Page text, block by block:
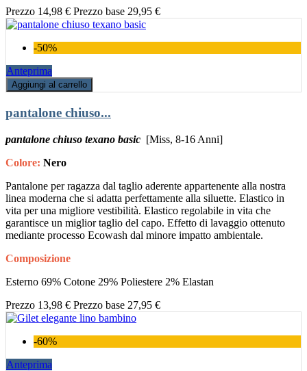
Prezzo 14,98 € Prezzo base 29,95 €
-50%
Anteprima
Aggiungi al carrello
pantalone chiuso...
pantalone chiuso texano basic [Miss, 8-16 Anni]
Colore: Nero
Pantalone per ragazza dal taglio aderente appartenente alla nostra
linea moderna che si adatta perfettamente alla siluette. Elastico in
vita per una migliore vestibilità. Elastico regolabile in vita che
garantisce un miglior taglio del capo. Effetto di lavaggio ottenuto
mediante processo Ecowash dal minore impatto ambientale.
Composizione
Esterno 69% Cotone 29% Poliestere 2% Elastan
Prezzo 13,98 € Prezzo base 27,95 €
-60%
Anteprima